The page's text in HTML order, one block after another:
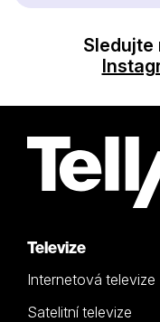
Sledujte
Televize
Internetová televize
Satelitní televize